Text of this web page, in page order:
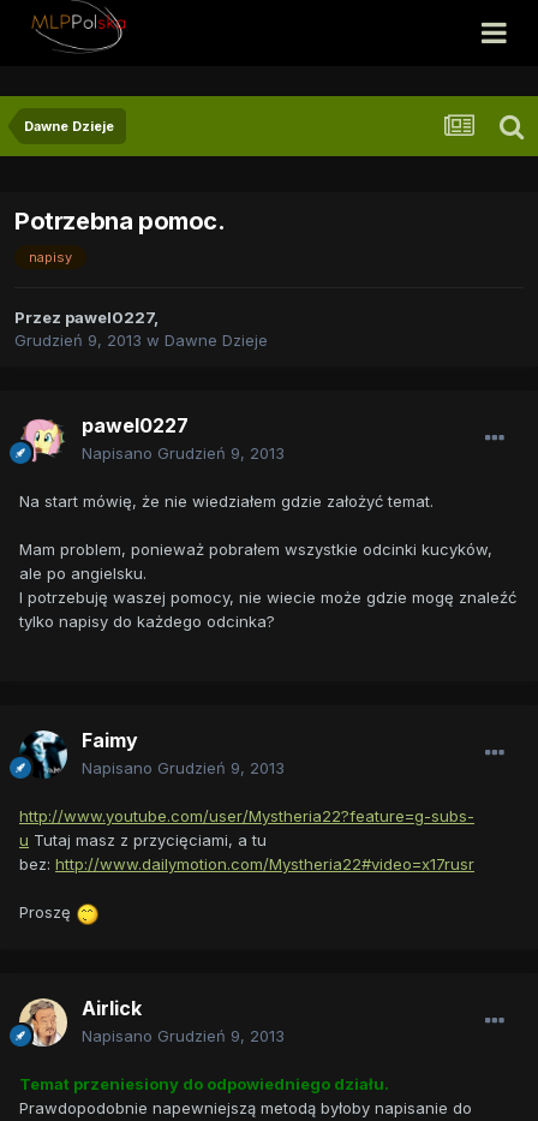
Dawne Dzieje
Potrzebna pomoc.
napisy
Przez pawel0227,
Grudzień 9, 2013 w Dawne Dzieje
pawel0227
Napisano Grudzień 9, 2013
Na start mówię, że nie wiedziałem gdzie założyć temat.
Mam problem, ponieważ pobrałem wszystkie odcinki kucyków,
ale po angielsku.
I potrzebuję waszej pomocy, nie wiecie może gdzie mogę znaleźć
tylko napisy do każdego odcinka?
Faimy
Napisano Grudzień 9, 2013
http://www.youtube.com/user/Mystheria22?feature=g-subs-
u Tutaj masz z przycięciami, a tu
bez: http://www.dailymotion.com/Mystheria22#video=x17rusr
Proszę
Airlick
Napisano Grudzień 9, 2013
Temat przeniesiony do odpowiedniego działu.
Prawdopodobnie napewniejszą metodą byłoby napisanie do